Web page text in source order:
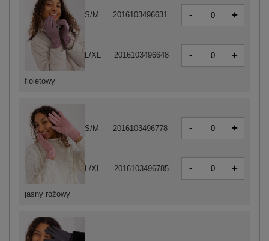
jasny różowy
S/M 2016103496778 - +
L/XL 2016103496785 - +
fioletowy
S/M 2016103496631 - +
L/XL 2016103496648 - +